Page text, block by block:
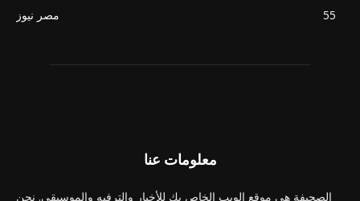
مصر نيوز
55
معلومات عنا
الصحيفة هي موقع الويب الخاص بك للأخبار والترفيه والموسيقى. نحن